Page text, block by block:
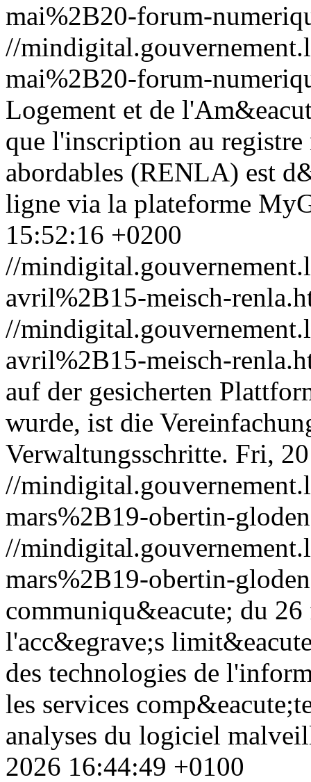
mai%2B20-forum-
//
mai%2B20-forum-
Logement et de
que l'inscription au registre
abordables (RENLA) est
ligne via la plateforme
15:52:16 +0200
//
avril%2B15-meisch-
//
avril%2B15-meisch-
auf der gesicherten
wurde, ist die
Verwaltungsschritte. Fri,
//
mars%2B19-obertin-
//
mars%2B19-obertin-
communiqu&eacute; du
l'acc&egrave;s
des technologies de
les services
analyses du logiciel
2026 16:44:49 +0100